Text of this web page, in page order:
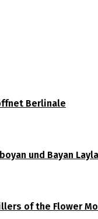
Berlinale
und Bayan Layla
of the Flower